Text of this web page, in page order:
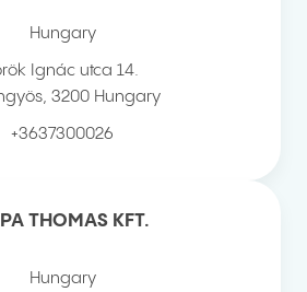
Hungary
Ignác utca 14.
3200 Hungary
+3637300026
THOMAS KFT.
Hungary